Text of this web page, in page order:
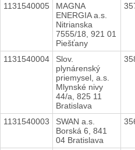
1131540005
MAGNA
ENERGIA a.s.
Nitrianska
7555/18, 921 01
Piešťany
1131540004
Slov.
plynárenský
priemysel, a.s.
Mlynské nivy
44/a, 825 11
Bratislava
1131540003
SWAN a.s.
Borská 6, 841
04 Bratislava